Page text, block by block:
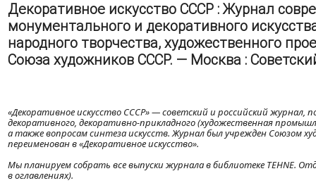
Декоративное искусство СССР : Журнал
монументального и декоративного
народного творчества, художественного
Союза художников СССР. — Москва :
«Декоративное искусство СССР» — советский и российский
декоративного, декоративно-прикладного (художественная
а также вопросам синтеза искусств. Журнал был учрежден Союзом
переименован в «Декоративное искусство».
Мы планируем собрать все выпуски журнала в библиотеке TEHNE.
в оглавлениях).